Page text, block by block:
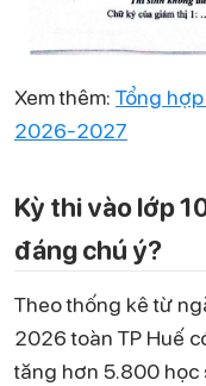
Xem thêm: Tổng
2026-2027
Kỳ thi vào lớp
đáng chú ý?
Theo thống kê từ
2026 toàn TP Huế
tăng hơn 5.800 học